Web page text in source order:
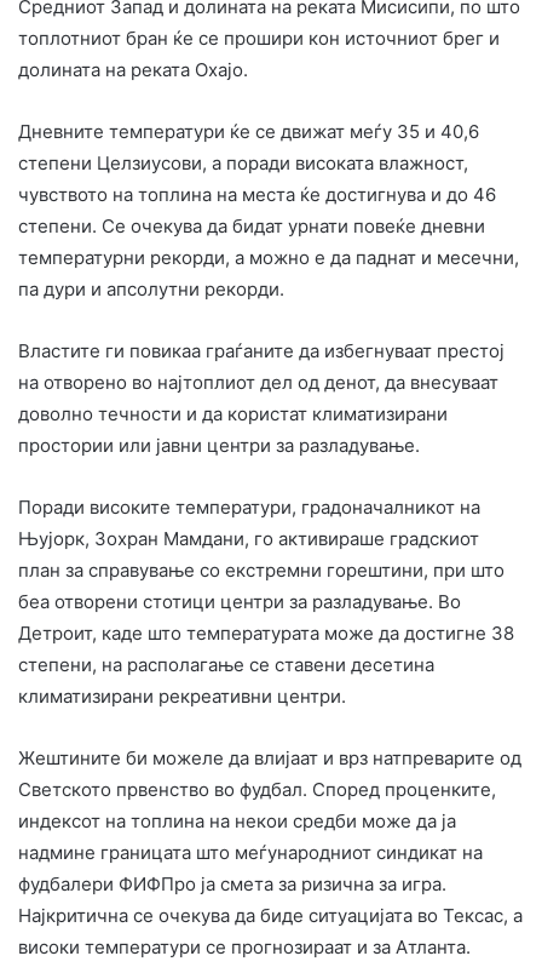
Средниот Запад и долината на реката Мисисипи, по што
топлотниот бран ќе се прошири кон источниот брег и
долината на реката Охајо.
Дневните температури ќе се движат меѓу 35 и 40,6
степени Целзиусови, а поради високата влажност,
чувството на топлина на места ќе достигнува и до 46
степени. Се очекува да бидат урнати повеќе дневни
температурни рекорди, а можно е да паднат и месечни,
па дури и апсолутни рекорди.
Властите ги повикаа граѓаните да избегнуваат престој
на отворено во најтоплиот дел од денот, да внесуваат
доволно течности и да користат климатизирани
простории или јавни центри за разладување.
Поради високите температури, градоначалникот на
Њујорк, Зохран Мамдани, го активираше градскиот
план за справување со екстремни горештини, при што
беа отворени стотици центри за разладување. Во
Детроит, каде што температурата може да достигне 38
степени, на располагање се ставени десетина
климатизирани рекреативни центри.
Жештините би можеле да влијаат и врз натпреварите од
Светското првенство во фудбал. Според проценките,
индексот на топлина на некои средби може да ја
надмине границата што меѓународниот синдикат на
фудбалери ФИФПро ја смета за ризична за игра.
Најкритична се очекува да биде ситуацијата во Тексас, а
високи температури се прогнозираат и за Атланта.